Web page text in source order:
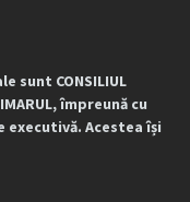
sunt CONSILIUL
împreună cu
Acestea își